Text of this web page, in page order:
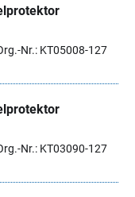
Nr.: KT05008-127
Nr.: KT03090-127